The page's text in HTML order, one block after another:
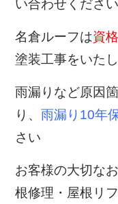
い合わせくださ
名倉ルーフは資
塗装工事をいた
雨漏りなど原因
り、雨漏り10年
さい
お客様の大切な
根修理・屋根リ